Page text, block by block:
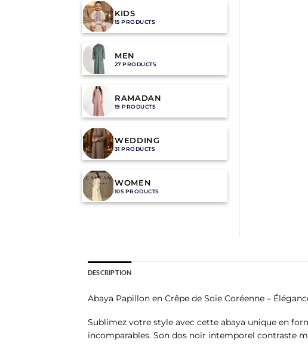
KIDS
15 PRODUCTS
MEN
27 PRODUCTS
RAMADAN
19 PRODUCTS
WEDDING
31 PRODUCTS
WOMEN
105 PRODUCTS
DESCRIPTION
Abaya Papillon en Crêpe de Soie Coréenne –
Sublimez votre style avec cette abaya unique en
incomparables. Son dos noir intemporel contraste